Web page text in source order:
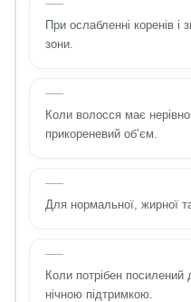
При ослабленні коренів і
зони.
Коли волосся має
прикореневий об’єм.
Для нормальної, жирної
Коли потрібен посилений
нічною підтримкою.